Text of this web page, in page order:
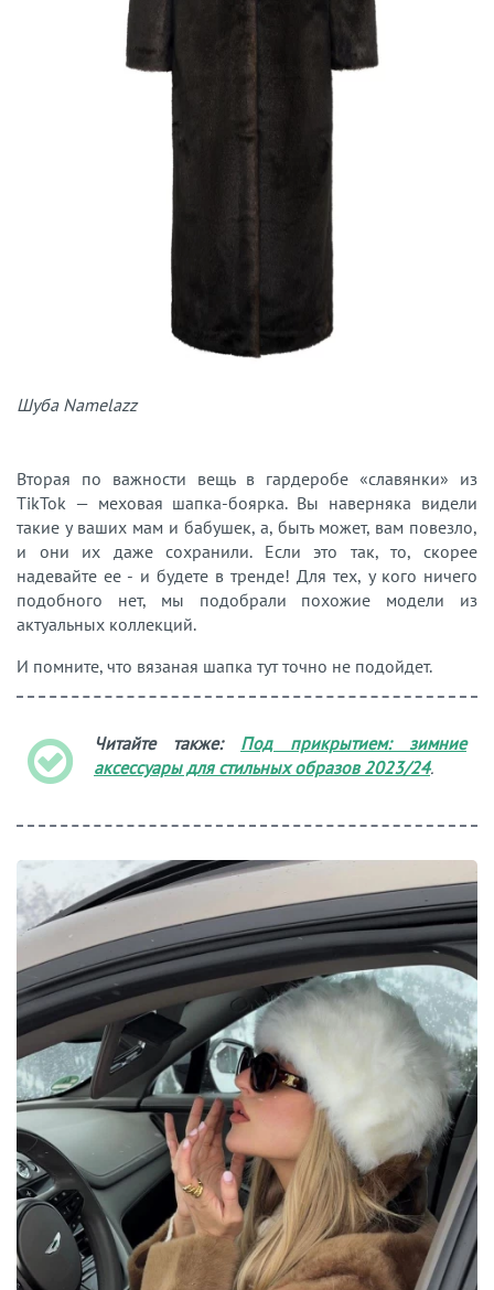
Шуба Namelazz
Вторая по важности вещь в гардеробе «славянки» из
TikTok — меховая шапка-боярка. Вы наверняка видели
такие у ваших мам и бабушек, а, быть может, вам повезло,
и они их даже сохранили. Если это так, то, скорее
надевайте ее - и будете в тренде! Для тех, у кого ничего
подобного нет, мы подобрали похожие модели из
актуальных коллекций.
И помните, что вязаная шапка тут точно не подойдет.
Читайте также: Под прикрытием: зимние
аксессуары для стильных образов 2023/24.